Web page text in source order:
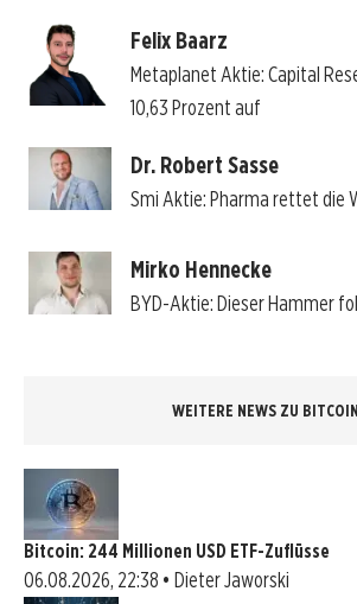
Felix Baarz
Metaplanet Aktie: Capital
10,63 Prozent auf
Dr. Robert Sasse
Smi Aktie: Pharma rettet die
Mirko Hennecke
BYD-Aktie: Dieser Hammer
WEITERE NEWS ZU BITCOIN
Bitcoin: 244 Millionen USD ETF-Zuflüsse
06.08.2026, 22:38 • Dieter Jaworski